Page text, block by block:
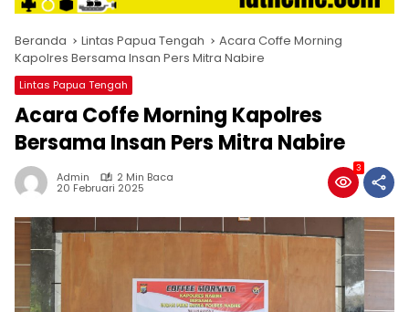
Beranda Lintas Papua Tengah
Acara Coffe Morning
Kapolres Bersama Insan Pers Mitra Nabire
Lintas Papua Tengah
Acara Coffe Morning Kapolres
Bersama Insan Pers Mitra Nabire
Admin 2 Min Baca
20 Februari 2025
3